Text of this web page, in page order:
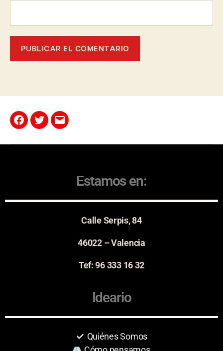
Estamos en:
Calle Serpis, 84
46022 – Valencia
Tef: 96 333 16 32
Ideario
Quiénes Somos